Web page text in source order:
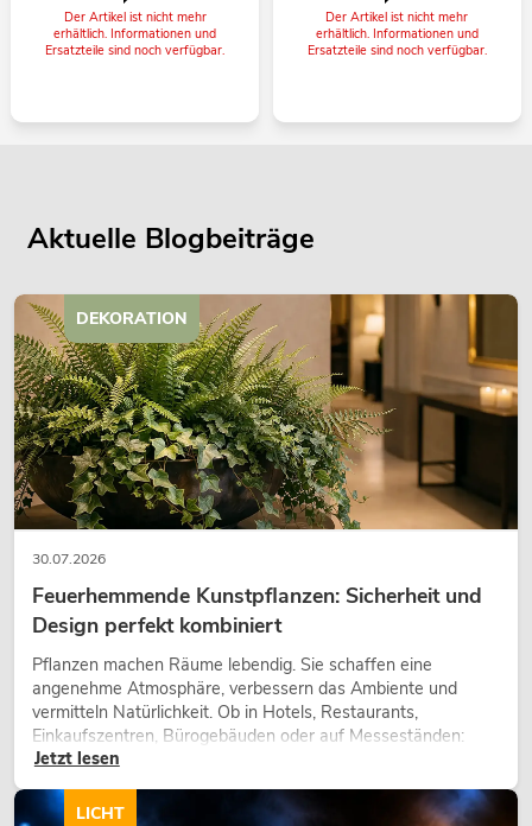
Der Artikel ist nicht mehr
erhältlich. Informationen und
Ersatzteile sind noch verfügbar.
Der Artikel ist nicht mehr
erhältlich. Informationen und
Ersatzteile sind noch verfügbar.
Aktuelle Blogbeiträge
30.07.2026
Feuerhemmende Kunstpflanzen: Sicherheit und
Design perfekt kombiniert
Pflanzen machen Räume lebendig. Sie schaffen eine
angenehme Atmosphäre, verbessern das Ambiente und
vermitteln Natürlichkeit. Ob in Hotels, Restaurants,
Einkaufszentren, Bürogebäuden oder auf Messeständen:
eine hochwertige Begrünung gehört heute längst zum
modernen Raumkonzept.
Jetzt lesen
DEKORATION
LICHT